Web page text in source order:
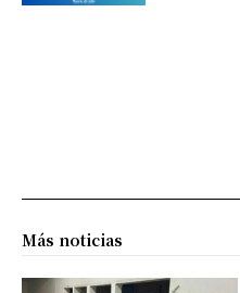
Más noticias